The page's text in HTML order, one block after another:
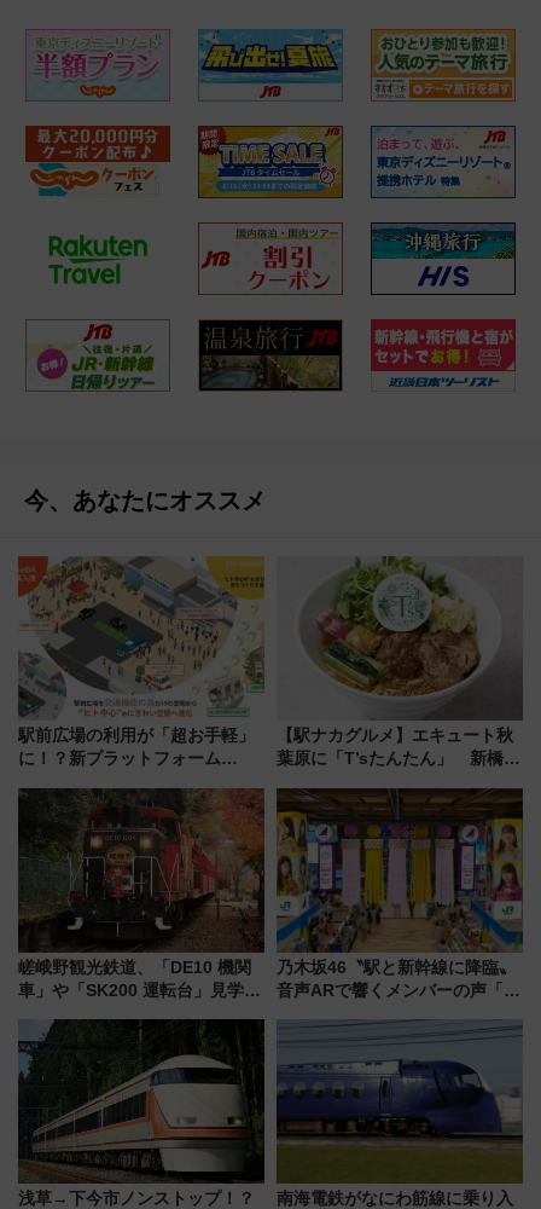
今、あなたにオススメ
駅前広場の利用が「超お手軽」
に！？新プラットフォーム
マホで簡単申請 物販や演奏会な
どに【JR東日本】
【駅ナカグルメ】エキュート秋
葉原に「T’sたんたん」 新橋に
饅」、オムライス専門店「肉と
たまご」新グルメ続々登場！
【2026年8月】
嵯峨野観光鉄道、「DE10 機関
車」や「SK200 運転台」見学ツ
トの一環で激レア体験できちゃ
うかも 参加方法やスケジュール
をご紹介
乃木坂46〝駅と新幹線に降臨〟
音声ARで響くメンバーの声「真
浅草→下今市ノンストップ！？
南海電鉄がなにわ筋線に乗り入